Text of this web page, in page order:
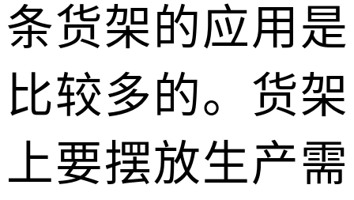
条货架的应用是
比较多的。货架
上要摆放生产需